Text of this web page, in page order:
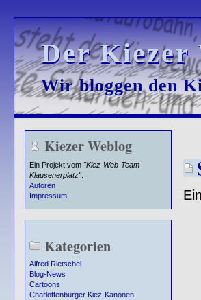
Der Kiezer
Der Kiezer
Wir bloggen den
Wir bloggen den
Kiezer Weblog
Ein Projekt vom "Kiez-Web-Team
Klausenerplatz".
Autoren
Impressum
Kategorien
Alfred Rietschel
Blog-News
Cartoons
Charlottenburger Kiez-Kanonen